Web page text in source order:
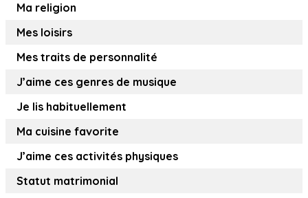
Ma religion
Mes loisirs
Mes traits de personnalité
J’aime ces genres de musique
Je lis habituellement
Ma cuisine favorite
J’aime ces activités physiques
Statut matrimonial